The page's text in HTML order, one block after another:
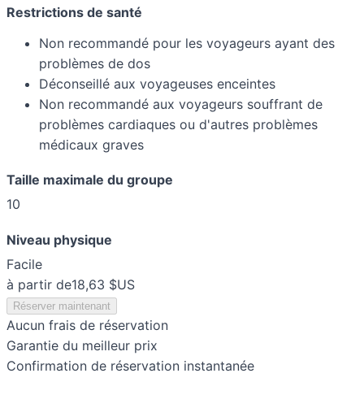
Restrictions de santé
Non recommandé pour les voyageurs ayant des
problèmes de dos
Déconseillé aux voyageuses enceintes
Non recommandé aux voyageurs souffrant de
problèmes cardiaques ou d'autres problèmes
médicaux graves
Taille maximale du groupe
10
Niveau physique
Facile
à partir de18,63 $US
Réserver maintenant
Aucun frais de réservation
Garantie du meilleur prix
Confirmation de réservation instantanée